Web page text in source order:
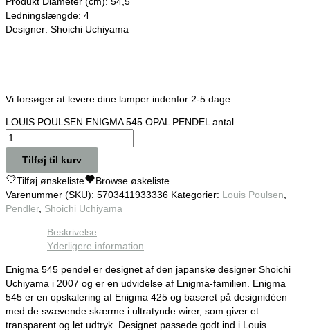
Ledningslængde: 4
Designer: Shoichi Uchiyama
Vi forsøger at levere dine lamper indenfor 2-5 dage
LOUIS POULSEN ENIGMA 545 OPAL PENDEL antal
Tilføj til kurv
Tilføj ønskeliste Browse øskeliste
Varenummer (SKU): 5703411933336 Kategorier: Louis Poulsen,
Pendler, Shoichi Uchiyama
Beskrivelse
Yderligere information
Enigma 545 pendel er designet af den japanske designer Shoichi
Uchiyama i 2007 og er en udvidelse af Enigma-familien. Enigma
545 er en opskalering af Enigma 425 og baseret på designidéen
med de svævende skærme i ultratynde wirer, som giver et
transparent og let udtryk. Designet passede godt ind i Louis